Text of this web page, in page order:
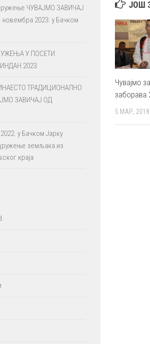
ЈОШ
Чувајмо
заборава
5 МАР, 2018
ЧУВАЈМО ЗАВИЧАЈ
2023. у Бачком
У ПОСЕТИ
2023.
ТРАДИЦИОНАЛНО
ЗАВИЧАЈ ОД
у Бачком Јарку
земљака из
краја